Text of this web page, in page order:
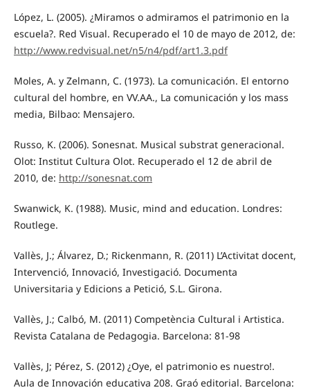
López, L. (2005). ¿Miramos o admiramos el patrimonio en la
escuela?. Red Visual. Recuperado el 10 de mayo de 2012, de:
http://www.redvisual.net/n5/n4/pdf/art1.3.pdf
Moles, A. y Zelmann, C. (1973). La comunicación. El entorno
cultural del hombre, en VV.AA., La comunicación y los mass
media, Bilbao: Mensajero.
Russo, K. (2006). Sonesnat. Musical substrat generacional.
Olot: Institut Cultura Olot. Recuperado el 12 de abril de
2010, de: http://sonesnat.com
Swanwick, K. (1988). Music, mind and education. Londres:
Routlege.
Vallès, J.; Álvarez, D.; Rickenmann, R. (2011) L’Activitat docent,
Intervenció, Innovació, Investigació. Documenta
Universitaria y Edicions a Petició, S.L. Girona.
Vallès, J.; Calbó, M. (2011) Competència Cultural i Artistica.
Revista Catalana de Pedagogia. Barcelona: 81-98
Vallès, J; Pérez, S. (2012) ¿Oye, el patrimonio es nuestro!.
Aula de Innovación educativa 208. Graó editorial. Barcelona: